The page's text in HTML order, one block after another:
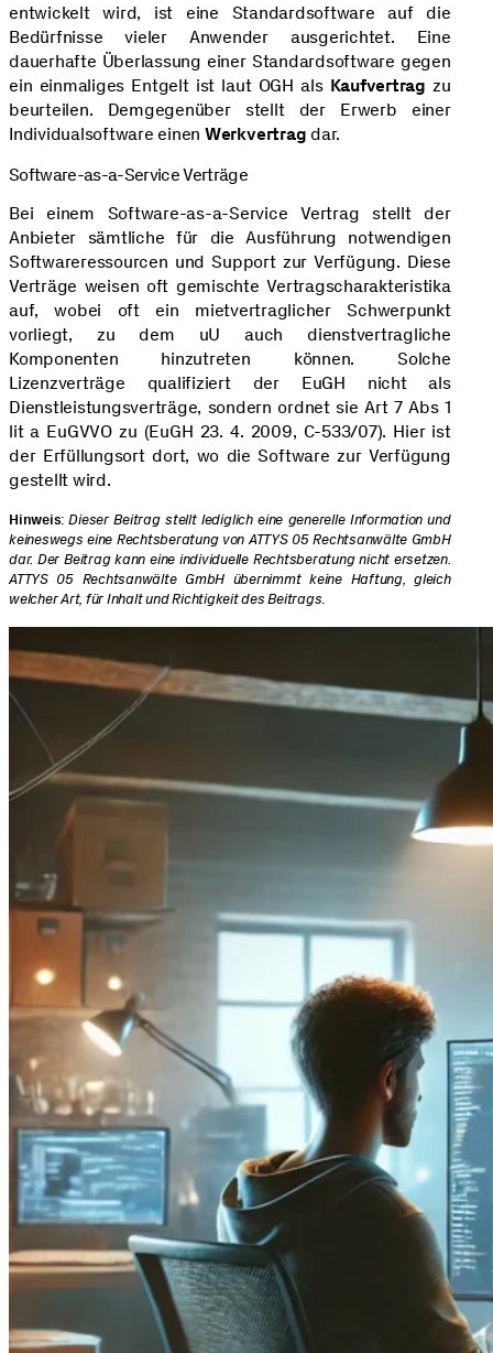
entwickelt wird, ist eine Standardsoftware auf die
Bedürfnisse vieler Anwender ausgerichtet. Eine
dauerhafte Überlassung einer Standardsoftware gegen
ein einmaliges Entgelt ist laut OGH als Kaufvertrag zu
beurteilen. Demgegenüber stellt der Erwerb einer
Individualsoftware einen Werkvertrag dar.
Software-as-a-Service Verträge
Bei einem Software-as-a-Service Vertrag stellt der
Anbieter sämtliche für die Ausführung notwendigen
Softwareressourcen und Support zur Verfügung. Diese
Verträge weisen oft gemischte Vertragscharakteristika
auf, wobei oft ein mietvertraglicher Schwerpunkt
vorliegt, zu dem uU auch dienstvertragliche
Komponenten hinzutreten können. Solche
Lizenzverträge qualifiziert der EuGH nicht als
Dienstleistungsverträge, sondern ordnet sie Art 7 Abs 1
lit a EuGVVO zu (EuGH 23. 4. 2009, C-533/07). Hier ist
der Erfüllungsort dort, wo die Software zur Verfügung
gestellt wird.
Hinweis:Dieser Beitrag stellt lediglich eine generelle Information und
keineswegs eine Rechtsberatung von ATTYS 05 Rechtsanwälte GmbH
dar. Der Beitrag kann eine individuelle Rechtsberatung nicht ersetzen.
ATTYS 05 Rechtsanwälte GmbH übernimmt keine Haftung, gleich
welcher Art, für Inhalt und Richtigkeit des Beitrags